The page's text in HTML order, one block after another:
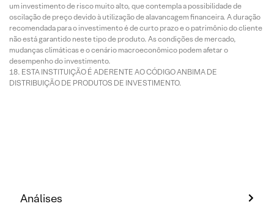
um investimento de risco muito alto, que contempla a possibilidade de
oscilação de preço devido à utilização de alavancagem financeira. A duração
recomendada para o investimento é de curto prazo e o patrimônio do cliente
não está garantido neste tipo de produto. As condições de mercado,
mudanças climáticas e o cenário macroeconômico podem afetar o
desempenho do investimento.
ESTA INSTITUIÇÃO É ADERENTE AO CÓDIGO ANBIMA DE
DISTRIBUIÇÃO DE PRODUTOS DE INVESTIMENTO.
Análises